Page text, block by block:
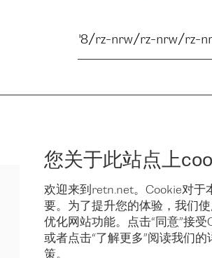
您关于此站点上
欢迎来到retn.net。Cookie对于
要。为了提升您的体验，我们
优化网站功能。点击“同意”接受
或者点击“了解更多”阅读我们
策。